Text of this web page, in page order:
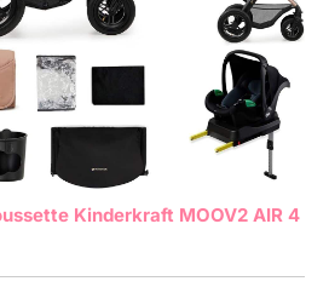
Kinderkraft MOOV2 AIR 4